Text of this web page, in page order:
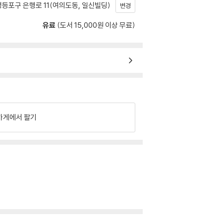
포구 은행로 11(여의도동, 일신빌딩) 변경
유료 (도서 15,000원 이상 무료)
게에서 팔기